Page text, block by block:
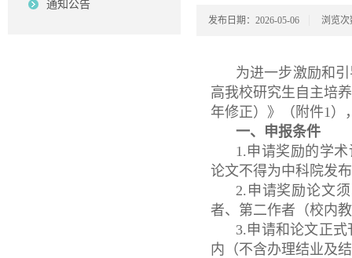
通知公告
发布日期：2026-05-06 浏览次
为进一步激励和
高我校研究生自主培
年修正）》（附件1）
一、申报条件
1.申请奖励的学
论文不得为中科院发
2.申请奖励论文
者、第二作者（校内
3.申请和论文正
内（不含办理结业及